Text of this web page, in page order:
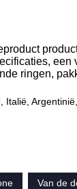
ringen,
Van de